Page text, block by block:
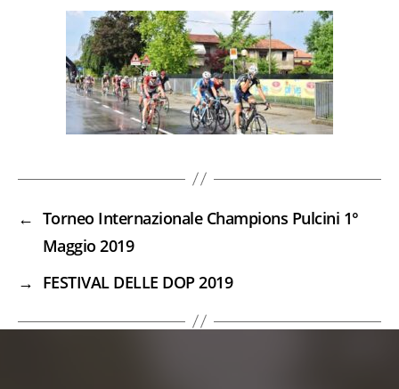
← Torneo Internazionale Champions Pulcini 1°
Maggio 2019
→ FESTIVAL DELLE DOP 2019